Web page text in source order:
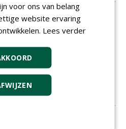
van het vak
of the Year 2022 Marco
Gala van uitgeverij NWST,
ook ambassadeur van het
eer viel ook de andere
ten deel.
40 sec
voor ons van belang
website ervaring
Lees verder